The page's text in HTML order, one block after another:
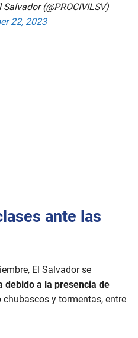
(@PROCIVILSV)
22, 2023
ante las
El Salvador se
debido a la presencia de
chubascos y tormentas, entre